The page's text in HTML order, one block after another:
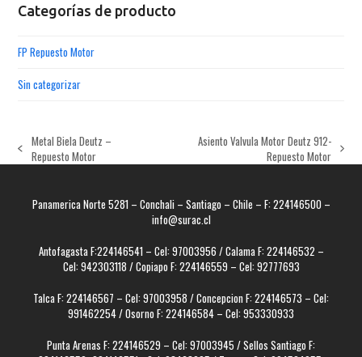
Categorías de producto
FP Repuesto Motor
Sin categorizar
previous
Metal Biela Deutz –
Repuesto Motor
Asiento Valvula Motor Deutz 912-
Repuesto Motor
Panamerica Norte 5281 – Conchali – Santiago – Chile – F: 224146500 –
info@surac.cl
Antofagasta F:224146541 – Cel: 97003956 / Calama F: 224146532 –
Cel: 942303118 / Copiapo F: 224146559 – Cel: 92777693
Talca F: 224146567 – Cel: 97003958 / Concepcion F: 224146573 – Cel:
991462254 / Osorno F: 224146584 – Cel: 953330933
Punta Arenas F: 224146529 – Cel: 97003945 / Sellos Santiago F: